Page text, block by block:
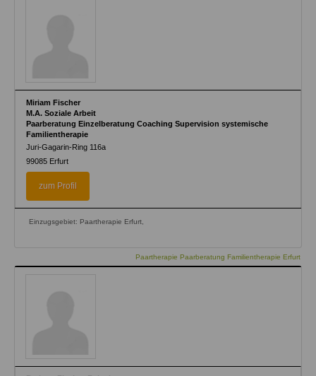
Miriam Fischer
M.A. Soziale Arbeit
Paarberatung Einzelberatung Coaching Supervision systemische
Familientherapie
Juri-Gagarin-Ring 116a
99085 Erfurt
zum Profil
Einzugsgebiet: Paartherapie Erfurt,
Paartherapie Paarberatung Familientherapie Erfurt